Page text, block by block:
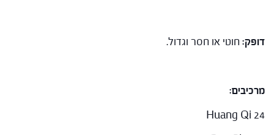
דופק: חוטי או חסר וגדול.
מרכיבים:
Huang Qi 24